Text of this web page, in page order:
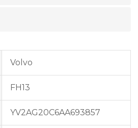
Volvo
FH13
YV2AG20C6AA693857